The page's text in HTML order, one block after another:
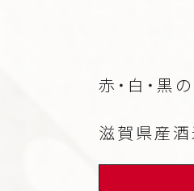
赤・白・黒
滋賀県産酒